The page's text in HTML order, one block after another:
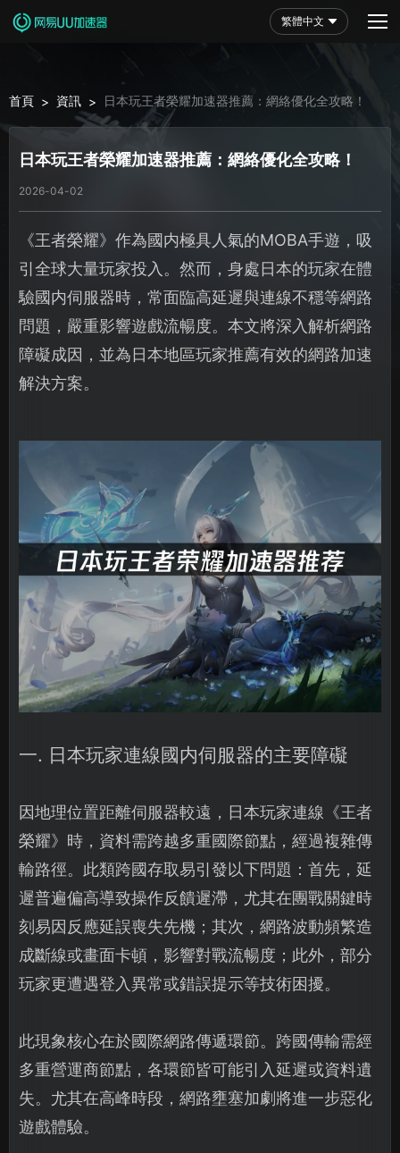
繁體中文
首頁 > 資訊 > 日本玩王者榮耀加速器推薦：網絡優化全攻略！
日本玩王者榮耀加速器推薦：網絡優化全攻略！
2026-04-02
《王者榮耀》作為國内極具人氣的MOBA手遊，吸
引全球大量玩家投入。然而，身處日本的玩家在體
驗國内伺服器時，常面臨高延遲與連線不穩等網路
問題，嚴重影響遊戲流暢度。本文將深入解析網路
障礙成因，並為日本地區玩家推薦有效的網路加速
解決方案。
一. 日本玩家連線國内伺服器的主要障礙
因地理位置距離伺服器較遠，日本玩家連線《王者
榮耀》時，資料需跨越多重國際節點，經過複雜傳
輸路徑。此類跨國存取易引發以下問題：首先，延
遲普遍偏高導致操作反饋遲滯，尤其在團戰關鍵時
刻易因反應延誤喪失先機；其次，網路波動頻繁造
成斷線或畫面卡頓，影響對戰流暢度；此外，部分
玩家更遭遇登入異常或錯誤提示等技術困擾。
此現象核心在於國際網路傳遞環節。跨國傳輸需經
多重營運商節點，各環節皆可能引入延遲或資料遺
失。尤其在高峰時段，網路壅塞加劇將進一步惡化
遊戲體驗。